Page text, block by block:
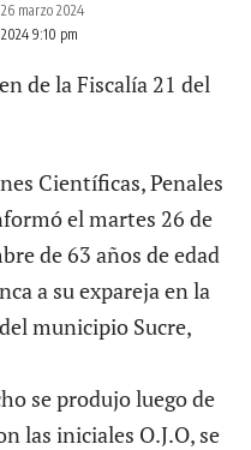
9:10 pm
marzo 2024
de la Fiscalía 21 del
Científicas, Penales
el martes 26 de
de 63 años de edad
a su expareja en la
municipio Sucre,
se produjo luego de
las iniciales O.J.O, se